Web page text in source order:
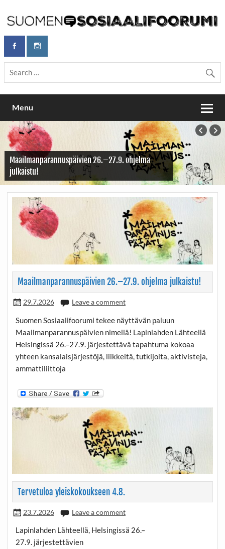
content
Maailmanparannuspäivät / Suomen
Sosiaalifoorumi
Maailmanparannuspäivät Lapinlahden Lähteellä, Helsingissä
26.–27.9.2026
Menu
Maailmanparannuspäivien 26.–27.9. ohjelma
julkaistu!
Maailmanparannuspäivien 26.–27.9. ohjelma julkaistu!
29.7.2026 Leave a comment
Suomen Sosiaalifoorumi tekee näyttävän paluun
Maailmanparannuspäivien nimellä! Lapinlahden Lähteellä
Helsingissä 26.–27.9. järjestettävä tapahtuma kokoaa
yhteen kansalaisjärjestöjä, liikkeitä, tutkijoita, aktivisteja,
ammattiliittoja
Tervetuloa yleiskokoukseen 4.8.
23.7.2026 Leave a comment
Lapinlahden Lähteellä, Helsingissä 26.–
27.9. järjestettävien